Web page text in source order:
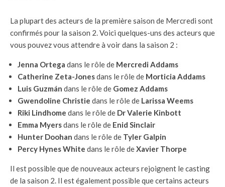
La plupart des acteurs de la première saison de Mercredi sont
confirmés pour la saison 2. Voici quelques-uns des acteurs que
vous pouvez vous attendre à voir dans la saison 2 :
Jenna Ortega dans le rôle de Mercredi Addams
Catherine Zeta-Jonesdans le rôle de Morticia Addams
Luis Guzmán dans le rôle de Gomez Addams
Gwendoline Christie dans le rôle de Larissa Weems
Riki Lindhome dans le rôle de Dr Valerie Kinbott
Emma Myersdans le rôle de Enid Sinclair
Hunter Doohan dans le rôle de Tyler Galpin
Percy Hynes White dans le rôle deXavier Thorpe
Il est possible que de nouveaux acteurs rejoignent le casting
de la saison 2. Il est également possible que certains acteurs